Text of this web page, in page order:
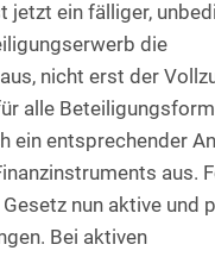
jetzt ein fälliger,
die
nicht erst der
alle
ein entsprechender
aus.
nun aktive und
Bei aktiven